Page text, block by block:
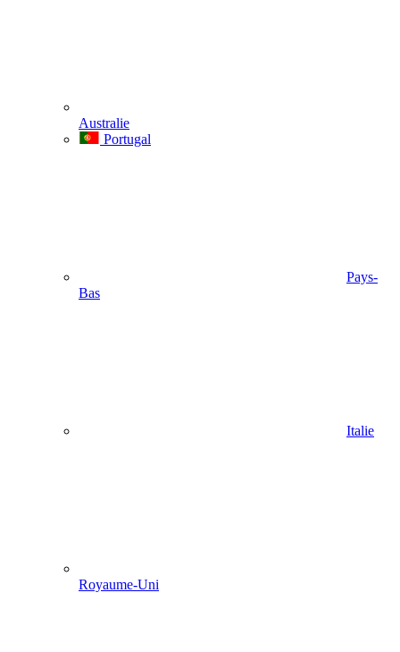
Australie
Portugal
Pays-
Bas
Italie
Royaume-Uni